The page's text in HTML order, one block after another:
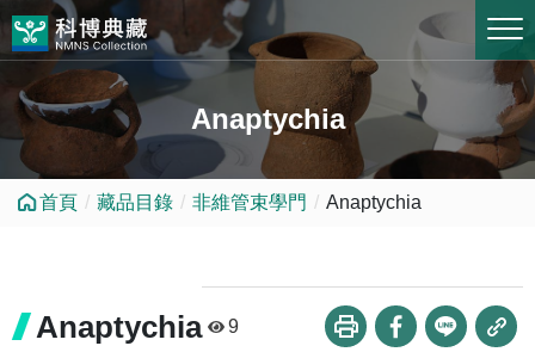
跳到中央內容區塊
Anaptychia
首頁 藏品目錄 非維管束學門 Anaptychia
Anaptychia 9